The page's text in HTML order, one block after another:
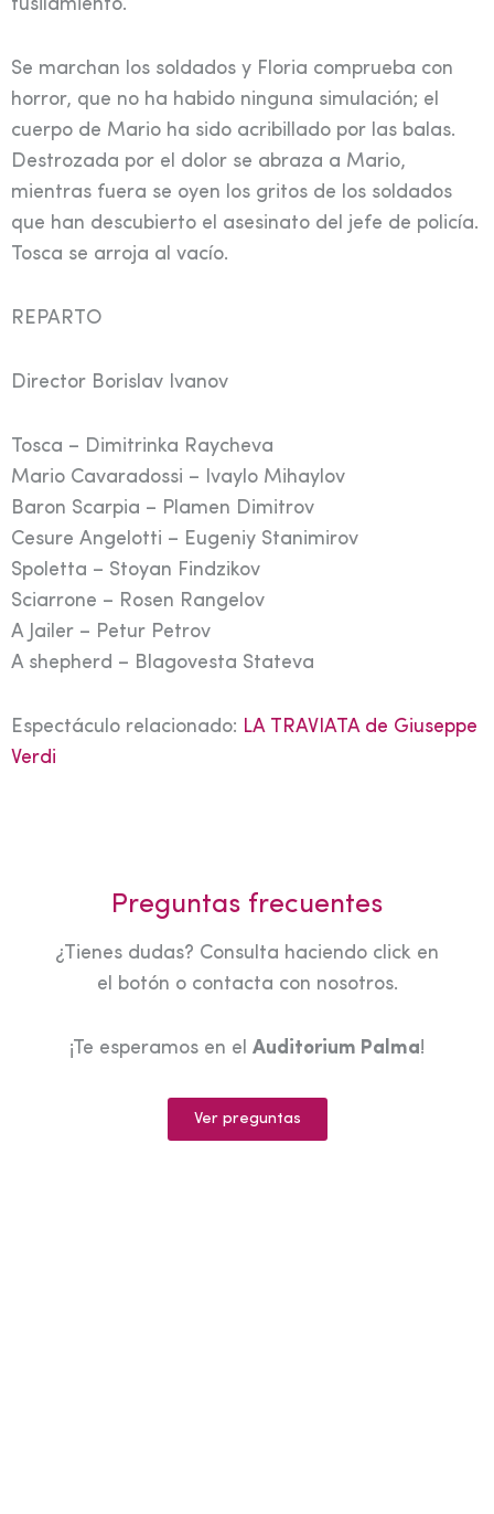
fusilamiento.
Se marchan los soldados y Floria comprueba con
horror, que no ha habido ninguna simulación; el
cuerpo de Mario ha sido acribillado por las balas.
Destrozada por el dolor se abraza a Mario,
mientras fuera se oyen los gritos de los soldados
que han descubierto el asesinato del jefe de policía.
Tosca se arroja al vacío.
REPARTO
Director Borislav Ivanov
Tosca – Dimitrinka Raycheva
Mario Cavaradossi – Ivaylo Mihaylov
Baron Scarpia – Plamen Dimitrov
Cesure Angelotti – Eugeniy Stanimirov
Spoletta – Stoyan Findzikov
Sciarrone – Rosen Rangelov
A Jailer – Petur Petrov
A shepherd – Blagovesta Stateva
Espectáculo relacionado: LA TRAVIATA de Giuseppe
Verdi
Preguntas frecuentes
¿Tienes dudas? Consulta haciendo click en
el botón o contacta con nosotros.
¡Te esperamos en el Auditorium Palma!
Ver preguntas